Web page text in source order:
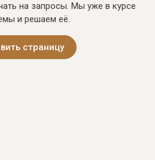
на запросы. Мы уже в курсе
и решаем её.
страницу